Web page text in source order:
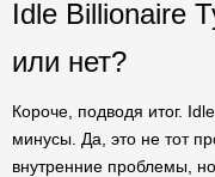
Idle Billionaire
или нет?
Короче, подводя итог.
минусы. Да, это не тот
внутренние проблемы,